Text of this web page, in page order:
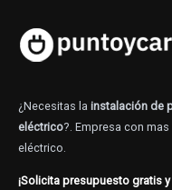
¿Necesitas la instalación de
eléctrico?. Empresa con
eléctrico.
¡Solicita presupuesto gratis